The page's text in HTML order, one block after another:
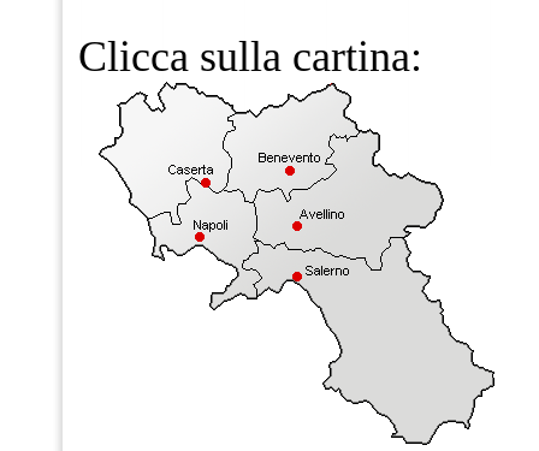
Clicca sulla cartina: